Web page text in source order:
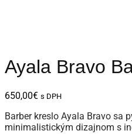
Ayala Bravo
650,00€ s DPH
Barber kreslo Ayala Bravo sa
minimalistickým dizajnom s